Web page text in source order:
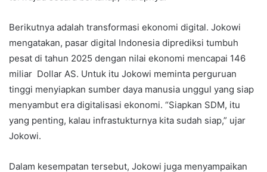
Berikutnya adalah transformasi ekonomi digital. Jokowi
mengatakan, pasar digital Indonesia diprediksi tumbuh
pesat di tahun 2025 dengan nilai ekonomi mencapai 146
miliar Dollar AS. Untuk itu Jokowi meminta perguruan
tinggi menyiapkan sumber daya manusia unggul yang siap
menyambut era digitalisasi ekonomi. “Siapkan SDM, itu
yang penting, kalau infrastukturnya kita sudah siap,” ujar
Jokowi.
Dalam kesempatan tersebut, Jokowi juga menyampaikan